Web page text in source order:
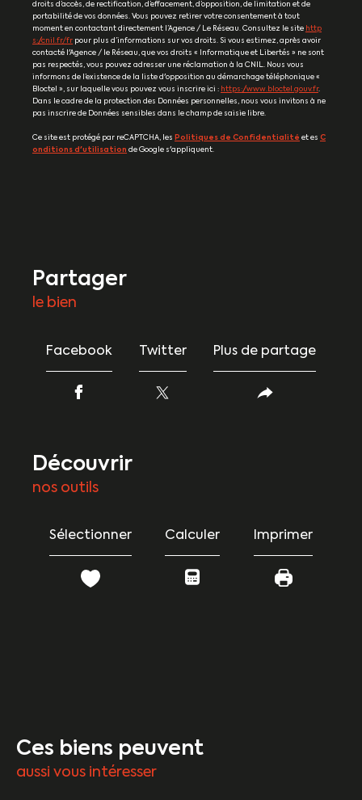
droits d’accès, de rectification, d’effacement, d’opposition, de limitation et de
portabilité de vos données. Vous pouvez retirer votre consentement à tout
moment en contactant directement l’Agence / Le Réseau. Consultez le site http
s://cnil.fr/fr pour plus d’informations sur vos droits. Si vous estimez, après avoir
contacté l'Agence / le Réseau, que vos droits « Informatique et Libertés » ne sont
pas respectés, vous pouvez adresser une réclamation à la CNIL. Nous vous
informons de l’existence de la liste d'opposition au démarchage téléphonique «
Bloctel », sur laquelle vous pouvez vous inscrire ici : https://www.bloctel.gouv.fr.
Dans le cadre de la protection des Données personnelles, nous vous invitons à ne
pas inscrire de Données sensibles dans le champ de saisie libre.
Ce site est protégé par reCAPTCHA, les Politiques de Confidentialité et es C
onditions d'utilisation de Google s'appliquent.
partager
le bien
Facebook Twitter Plus de partage
découvrir
nos outils
Sélectionner Calculer Imprimer
Ces biens peuvent
aussi vous intéresser